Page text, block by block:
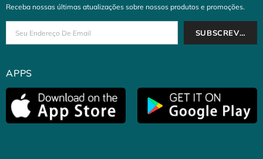
Receba nossas últimas atualizações sobre nossos produtos e promoções.
APPS